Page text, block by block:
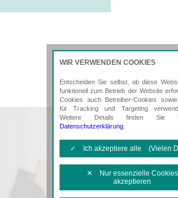
WIR VERWENDEN COOKIES
Entscheiden Sie selbst, ob diese
funktionell zum Betrieb der Website
Cookies auch Betreiber-Cookies
für Tracking und Targeting
Weitere Details finden Sie
Datenschutzerklärung
✓ Ich akzeptiere alle (Vielen
✕ Nur essenzielle Cookies
akzeptieren